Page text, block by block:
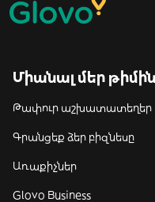
Միանալ մեր թիմին
Թափուր աշխատատեղեր
Գրանցեք ձեր բիզնեսը
Առաքիչներ
Glovo Business